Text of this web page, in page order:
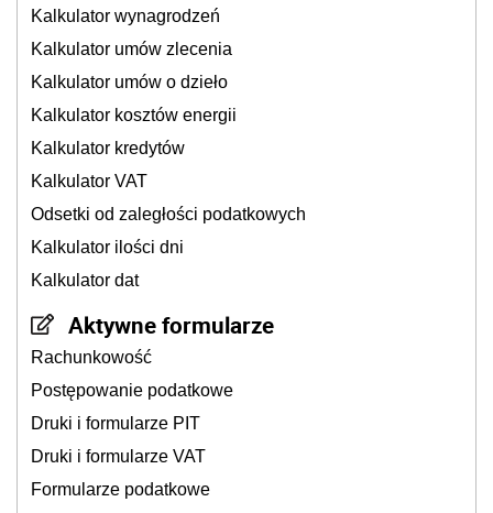
Kalkulator wynagrodzeń
Kalkulator umów zlecenia
Kalkulator umów o dzieło
Kalkulator kosztów energii
Kalkulator kredytów
Kalkulator VAT
Odsetki od zaległości podatkowych
Kalkulator ilości dni
Kalkulator dat
Aktywne formularze
Rachunkowość
Postępowanie podatkowe
Druki i formularze PIT
Druki i formularze VAT
Formularze podatkowe